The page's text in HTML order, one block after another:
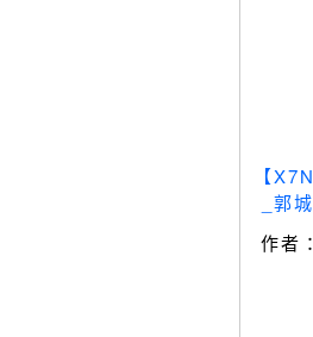
【
_郭
作者